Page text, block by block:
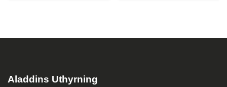
Aladdins Uthyrning